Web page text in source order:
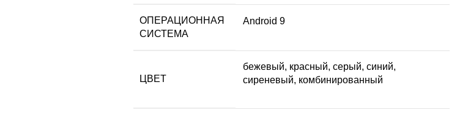
ОПЕРАЦИОННАЯ
СИСТЕМА
Android 9
ЦВЕТ
бежевый, красный, серый, синий,
сиреневый, комбинированный